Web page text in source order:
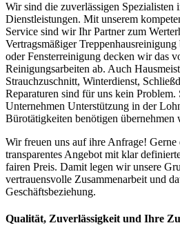
Wir sind die zuverlässigen
Dienstleistungen. Mit unserem
Service sind wir Ihr Partner zum
Vertragsmäßiger
oder Fensterreinigung decken wir das
Reinigungsarbeiten ab. Auch
Strauchzuschnitt, Winterdienst,
Reparaturen sind für uns kein
Unternehmen Unterstützung in der
Bürotätigkeiten benötigen übernehmen
Wir freuen uns auf ihre Anfrage!
transparentes Angebot mit klar
fairen Preis. Damit legen wir unsere
vertrauensvolle Zusammenarbeit und
Geschäftsbeziehung.
Qualität, Zuverlässigkeit und Ihre